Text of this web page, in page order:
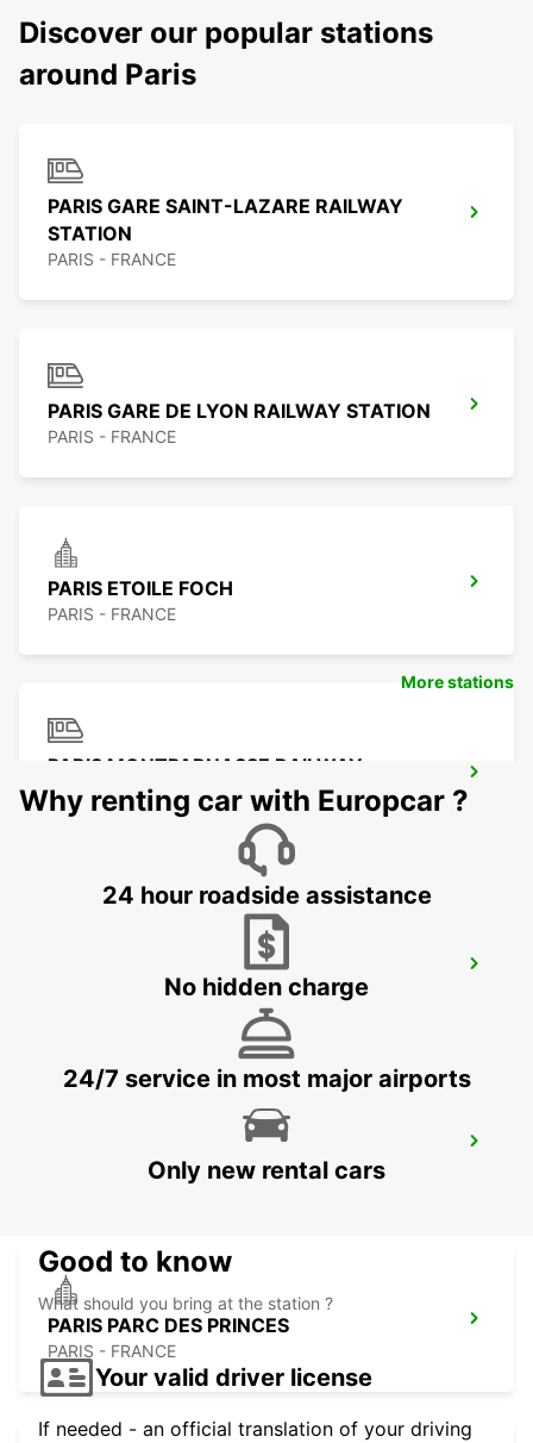
Discover our popular stations
around Paris
PARIS GARE SAINT-LAZARE RAILWAY
STATION
PARIS - FRANCE
PARIS GARE DE LYON RAILWAY STATION
PARIS - FRANCE
PARIS ETOILE FOCH
PARIS - FRANCE
PARIS MONTPARNASSE RAILWAY
STATION
PARIS - FRANCE
PARIS PLACE D'ITALIE
PARIS - FRANCE
IVRY SUR SEINE - FRANCE
PARIS PARC DES PRINCES
PARIS - FRANCE
More stations
Why renting car with Europcar ?
24 hour roadside assistance
No hidden charge
24/7 service in most major airports
Only new rental cars
Good to know
What should you bring at the station ?
Your valid driver license
If needed - an official translation of your driving